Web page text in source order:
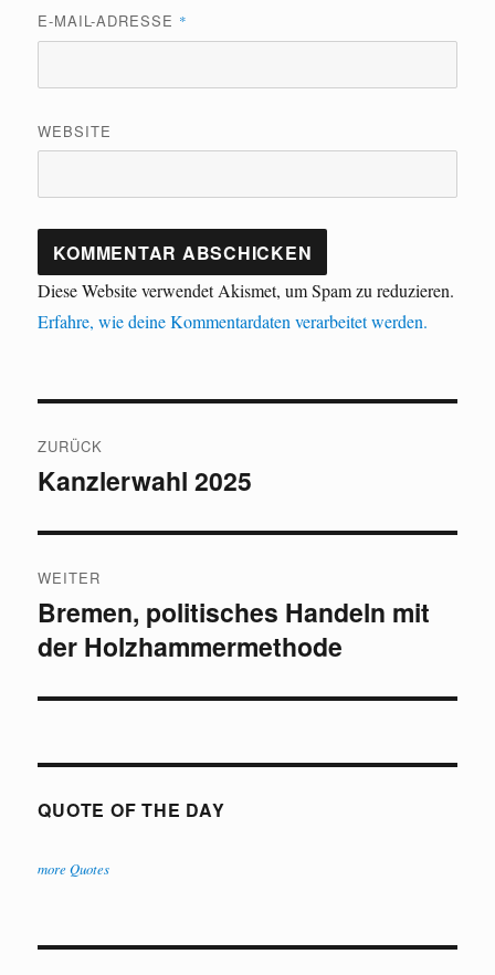
E-MAIL-ADRESSE *
WEBSITE
Diese Website verwendet Akismet, um Spam zu reduzieren.
Erfahre, wie deine Kommentardaten verarbeitet werden.
ZURÜCK
Vorheriger
Kanzlerwahl 2025
WEITER
Nächster
Beitrag:
Bremen, politisches Handeln mit
der Holzhammermethode
QUOTE OF THE DAY
more Quotes